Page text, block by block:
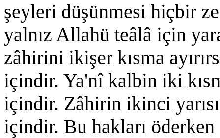
şeyleri düşünmesi hiçbir
yalnız Allahü teâlâ için
zâhirini ikişer kısma
içindir. Ya'nî kalbin iki
içindir. Zâhirin ikinci
içindir. Bu hakları